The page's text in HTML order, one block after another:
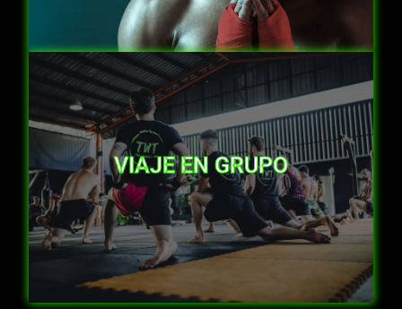
VIAJE EN GRUPO
¡Entrena y Conecta en Grupo!
Más información